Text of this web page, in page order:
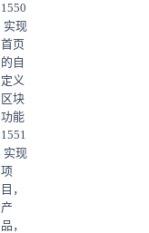
1550
实现
首页
的自
定义
区块
功能
1551
实现
项
目，
产
品，